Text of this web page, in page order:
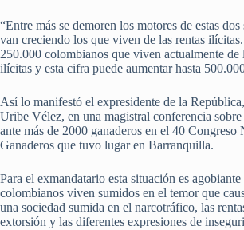
“Entre más se demoren los motores de estas
van creciendo los que viven de las rentas
250.000 colombianos que viven actualmente de
ilícitas y esta cifra puede aumentar hasta
Así lo manifestó el expresidente de la
Uribe Vélez, en una magistral conferencia sobre
ante más de 2000 ganaderos en el 40 Congreso
Ganaderos que tuvo lugar en Barranquilla.
Para el exmandatario esta situación es
colombianos viven sumidos en el temor que
una sociedad sumida en el narcotráfico, las
extorsión y las diferentes expresiones de